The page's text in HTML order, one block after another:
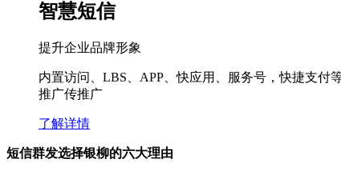
智慧短信
提升企业品牌形象
内置访问、LBS、APP、快应用、服务号，快捷支
推广传推广
了解详情
短信群发选择银柳的六大理由